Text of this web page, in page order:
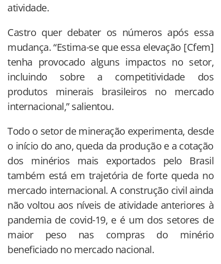
atividade.
Castro quer debater os números após essa
mudança. “Estima-se que essa elevação [Cfem]
tenha provocado alguns impactos no setor,
incluindo sobre a competitividade dos
produtos minerais brasileiros no mercado
internacional,” salientou.
Todo o setor de mineração experimenta, desde
o início do ano, queda da produção e a cotação
dos minérios mais exportados pelo Brasil
também está em trajetória de forte queda no
mercado internacional. A construção civil ainda
não voltou aos níveis de atividade anteriores à
pandemia de covid-19, e é um dos setores de
maior peso nas compras do minério
beneficiado no mercado nacional.